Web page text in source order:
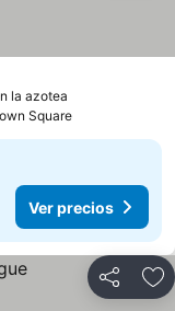
la azotea
Square
Ver precios
Compartir